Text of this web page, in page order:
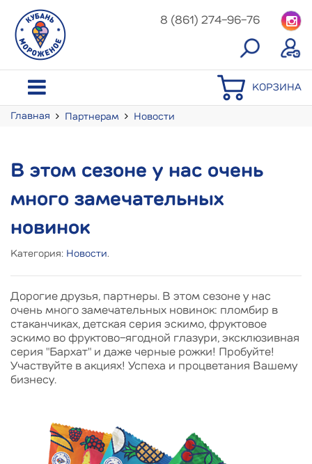
8 (861) 274-96-76
КОРЗИНА
Главная Партнерам Новости
В этом сезоне у нас очень
много замечательных
новинок
Категория: Новости.
Дорогие друзья, партнеры. В этом сезоне у нас
очень много замечательных новинок: пломбир в
стаканчиках, детская серия эскимо, фруктовое
эскимо во фруктово-ягодной глазури, эксклюзивная
серия "Бархат" и даже черные рожки! Пробуйте!
Участвуйте в акциях! Успеха и процветания Вашему
бизнесу.